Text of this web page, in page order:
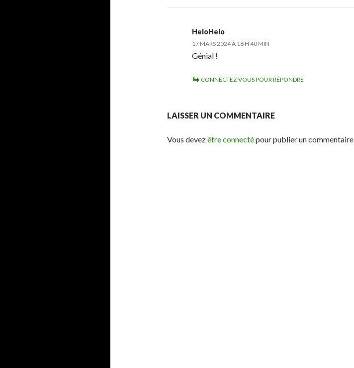
HeloHelo
17 MARS 2024 À 16 H 40 MIN
Génial !
CONNECTEZ-VOUS POUR RÉPONDRE
LAISSER UN COMMENTAIRE
Vous devezêtre connectépour publier un commentaire.